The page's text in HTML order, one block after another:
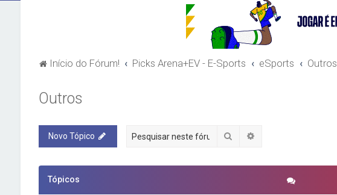
Início do Fórum! Picks Arena+EV - E-Sports eSports Outros
Outros
Novo Tópico Pesquisar
Tópicos